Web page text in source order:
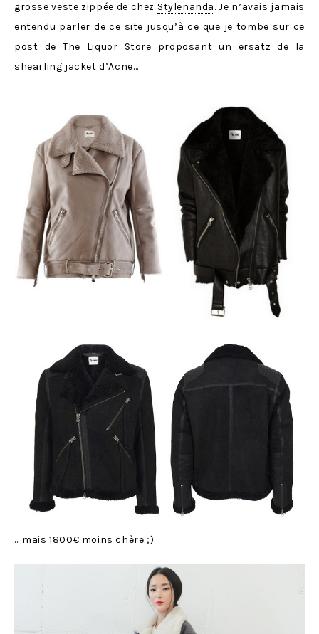
grosse veste zippée de chez Stylenanda. Je n’avais jamais
entendu parler de ce site jusqu’à ce que je tombe sur ce
post de The Liquor Store proposant un ersatz de la
shearling jacket d’Acne…
… mais 1800€ moins chère ;)